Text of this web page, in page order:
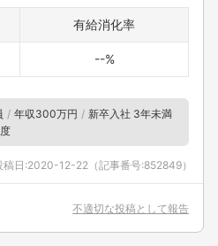
有給消化率
--%
年収300万円
新卒入社 3年未満
稿日:2020-12-22 （記事番号:852849）
不適切な投稿として報告